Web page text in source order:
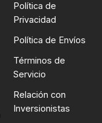
Política de
Privacidad
Política de Envíos
Términos de
Servicio
Relación con
Inversionistas